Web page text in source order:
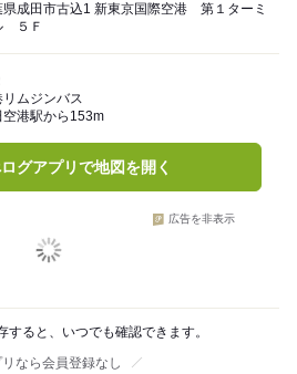
県成田市古込1 新東京国際空港 第１ターミ
５Ｆ
リムジンバス
空港駅から153m
グアプリで地図を開く
広告を非表示
すると、いつでも確認できます。
リなら会員登録なし